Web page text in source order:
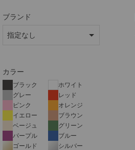
ブランド
カラー
ブラック
ホワイト
グレー
レッド
ピンク
オレンジ
イエロー
ブラウン
ベージュ
グリーン
パープル
ブルー
ゴールド
シルバー